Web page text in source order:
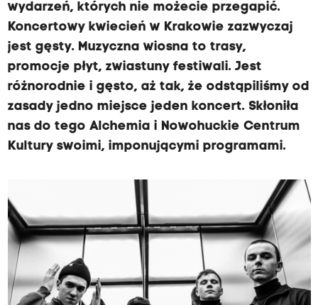
wydarzeń, których nie możecie przegapić.
Koncertowy kwiecień w Krakowie zazwyczaj
jest gęsty. Muzyczna wiosna to trasy,
promocje płyt, zwiastuny festiwali. Jest
różnorodnie i gęsto, aż tak, że odstąpiliśmy od
zasady jedno miejsce jeden koncert. Skłoniła
nas do tego Alchemia i Nowohuckie Centrum
Kultury swoimi, imponującymi programami.